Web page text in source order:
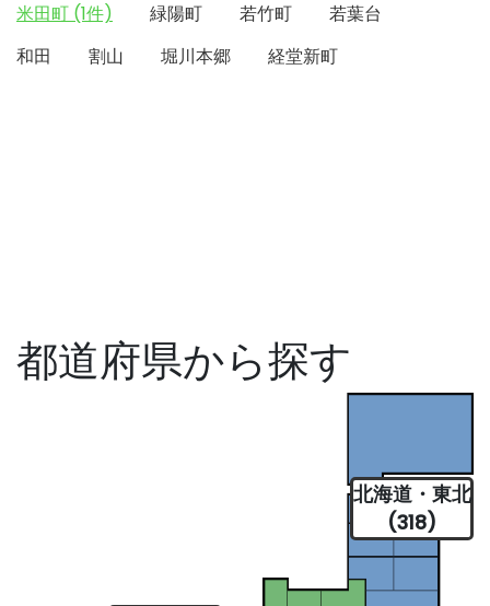
米田町 (1件)
緑陽町 若竹町
若葉台
和田
割山 堀川本郷 経堂新町
都道府県から探す
北海道・東北
(318)